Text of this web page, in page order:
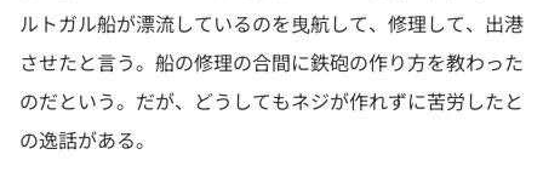
ルトガル船が漂流しているのを曳航して、修理して、出港
させたと言う。船の修理の合間に鉄砲の作り方を教わった
のだという。だが、どうしてもネジが作れずに苦労したと
の逸話がある。